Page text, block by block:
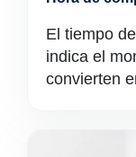
El tiempo
indica el
convierten